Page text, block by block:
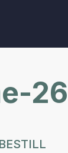
26
BESTILL